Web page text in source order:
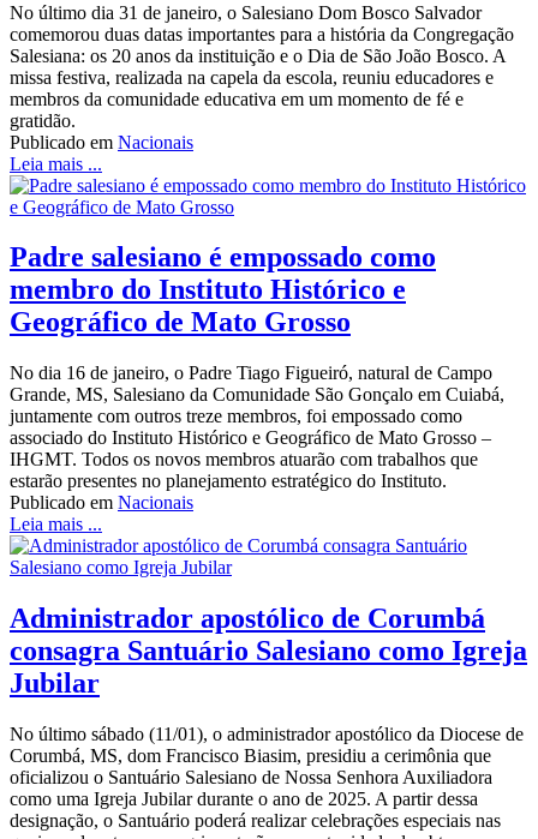
No último dia 31 de janeiro, o Salesiano Dom Bosco Salvador
comemorou duas datas importantes para a história da Congregação
Salesiana: os 20 anos da instituição e o Dia de São João Bosco. A
missa festiva, realizada na capela da escola, reuniu educadores e
membros da comunidade educativa em um momento de fé e
gratidão.
Publicado em Nacionais
Leia mais ...
Padre salesiano é empossado como
membro do Instituto Histórico e
Geográfico de Mato Grosso
No dia 16 de janeiro, o Padre Tiago Figueiró, natural de Campo
Grande, MS, Salesiano da Comunidade São Gonçalo em Cuiabá,
juntamente com outros treze membros, foi empossado como
associado do Instituto Histórico e Geográfico de Mato Grosso –
IHGMT. Todos os novos membros atuarão com trabalhos que
estarão presentes no planejamento estratégico do Instituto.
Publicado em Nacionais
Leia mais ...
Administrador apostólico de Corumbá
consagra Santuário Salesiano como Igreja
Jubilar
No último sábado (11/01), o administrador apostólico da Diocese de
Corumbá, MS, dom Francisco Biasim, presidiu a cerimônia que
oficializou o Santuário Salesiano de Nossa Senhora Auxiliadora
como uma Igreja Jubilar durante o ano de 2025. A partir dessa
designação, o Santuário poderá realizar celebrações especiais nas